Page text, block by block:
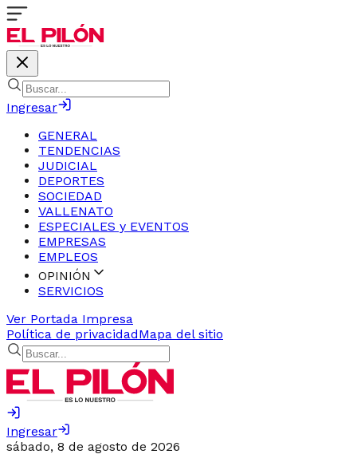
Ingresar
GENERAL
TENDENCIAS
JUDICIAL
DEPORTES
SOCIEDAD
VALLENATO
ESPECIALES y EVENTOS
EMPRESAS
EMPLEOS
OPINIÓN
SERVICIOS
Ver Portada Impresa
Política de privacidadMapa del sitio
Ingresar
sábado, 8 de agosto de 2026